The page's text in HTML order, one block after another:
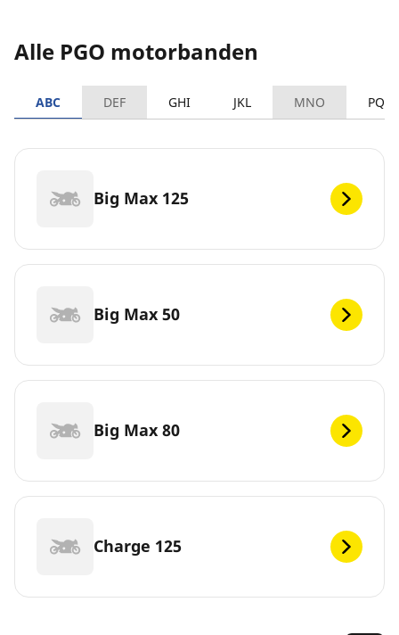
Alle PGO motorbanden
ABC DEF GHI JKL MNO PQRS
Big Max 125
Big Max 50
Big Max 80
Charge 125